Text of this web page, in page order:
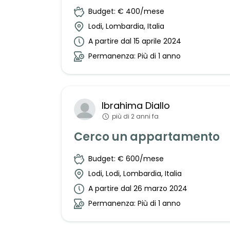
Budget: € 400/mese
Lodi, Lombardia, Italia
A partire dal 15 aprile 2024
Permanenza: Più di 1 anno
Ibrahima Diallo
più di 2 anni fa
Cerco un appartamento
Budget: € 600/mese
Lodi, Lodi, Lombardia, Italia
A partire dal 26 marzo 2024
Permanenza: Più di 1 anno